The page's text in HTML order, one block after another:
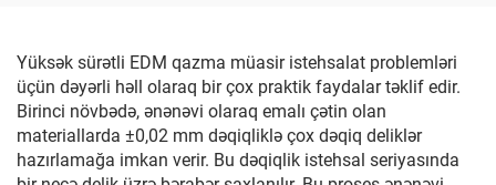
Yüksək sürətli EDM qazma müasir istehsalat problemləri
üçün dəyərli həll olaraq bir çox praktik faydalar təklif edir.
Birinci növbədə, ənənəvi olaraq emalı çətin olan
materiallarda ±0,02 mm dəqiqliklə çox dəqiq deliklər
hazırlamağa imkan verir. Bu dəqiqlik istehsal seriyasında